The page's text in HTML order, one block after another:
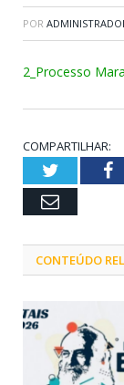
POR
2_Processo
COMPARTILHAR:
Twitter
Email
CONTEÚDO